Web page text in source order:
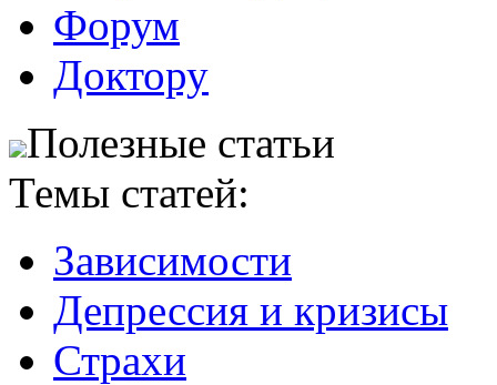
Форум
Доктору
Полезные статьи
Темы статей:
Зависимости
Депрессия и кризисы
Страхи